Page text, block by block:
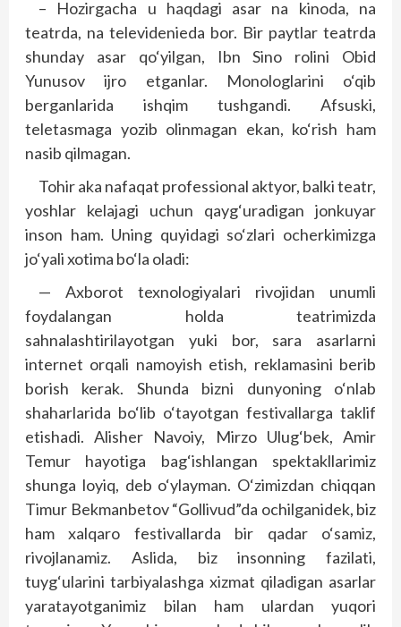
– Hozirgacha u haqdagi asar na kinoda, na
teatrda, na televidenieda bor. Bir paytlar teatrda
shunday asar qo‘yilgan, Ibn Sino rolini Obid
Yunusov ijro etganlar. Monologlarini o‘qib
berganlarida ishqim tushgandi. Afsuski,
teletasmaga yozib olinmagan ekan, ko‘rish ham
nasib qilmagan.
Tohir aka nafaqat professional aktyor, balki teatr,
yoshlar kelajagi uchun qayg‘uradigan jonkuyar
inson ham. Uning quyidagi so‘zlari ocherkimizga
jo‘yali xotima bo‘la oladi:
— Axborot texnologiyalari rivojidan unumli
foydalangan holda teatrimizda
sahnalashtirilayotgan yuki bor, sara asarlarni
internet orqali namoyish etish, reklamasini berib
borish kerak. Shunda bizni dunyoning o‘nlab
shaharlarida bo‘lib o‘tayotgan festivallarga taklif
etishadi. Alisher Navoiy, Mirzo Ulug‘bek, Amir
Temur hayotiga bag‘ishlangan spektakllarimiz
shunga loyiq, deb o‘ylayman. O‘zimizdan chiqqan
Timur Bekmanbetov “Gollivud”da ochilganidek, biz
ham xalqaro festivallarda bir qadar o‘samiz,
rivojlanamiz. Aslida, biz insonning fazilati,
tuyg‘ularini tarbiyalashga xizmat qiladigan asarlar
yaratayotganimiz bilan ham ulardan yuqori